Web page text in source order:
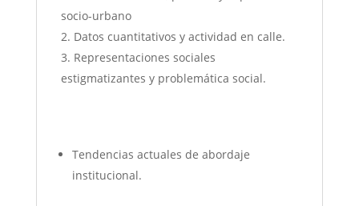
socio-urbano
Datos cuantitativos y actividad en calle.
Representaciones sociales
estigmatizantes y problemática social.
Tendencias actuales de abordaje
institucional.